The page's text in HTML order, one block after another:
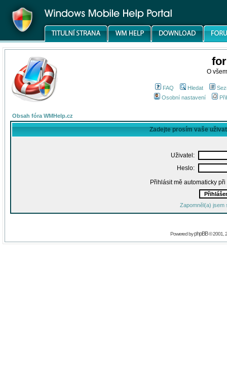
O
FAQ Hledat
Osobní nastavení
Obsah fóra WMHelp.cz
Zadejte prosím vaše
Uživatel:
Heslo:
Přihlásit mě automaticky
Zapomněl(a) jsem
Powered byphpBB© 2001,